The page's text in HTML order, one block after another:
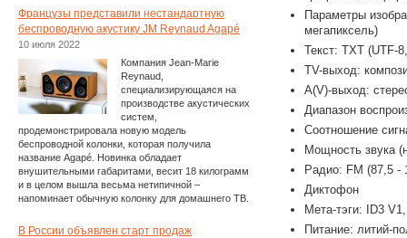
Параметры
мегапиксель)
Текст: TXT (UTF-
TV-выход:
A(V)-выход:
Диапазон
Соотношение
Мощность звука
Радио: FM (87,5 -
Диктофон
Мета-тэги: ID3
Питание: литий-
Французы представили нестандартную
беспроводную акустику JM Reynaud Agapé
10 июля 2022
Компания Jean-Marie
Reynaud,
специализирующаяся на
производстве акустических
систем,
продемонстрировала новую модель
беспроводной колонки, которая получила
название Agapé. Новинка обладает
внушительными габаритами, весит 18 килограмм
и в целом вышла весьма нетипичной –
напоминает обычную колонку для домашнего ТВ.
В России объявлен старт продаж